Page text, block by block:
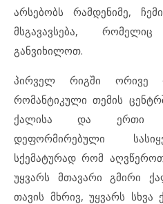
არსებობს რამდენიმე,
მსგავავსება,
განვიხილოთ.
პირველ რიგში ორივე
რომანტიკული თემის
ქალისა და ერთი
დეფორმირებული
სქემატურად რომ
უყვარს მთავარი გმირი
თავის მხრივ, უყვარს